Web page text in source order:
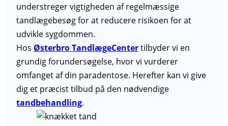
understreger vigtigheden af regelmæssige
tandlægebesøg for at reducere risikoen for at
udvikle sygdommen.
Hos Østerbro TandlægeCentertilbyder vi en
grundig forundersøgelse, hvor vi vurderer
omfanget af din paradentose. Herefter kan vi give
dig et præcist tilbud på den nødvendige
tandbehandling.